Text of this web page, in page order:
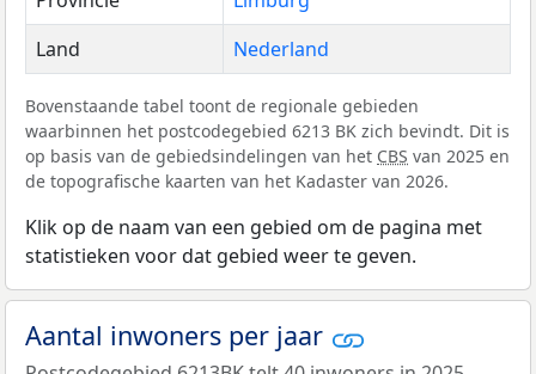
Land
Nederland
Bovenstaande tabel toont de regionale gebieden
waarbinnen het postcodegebied 6213 BK zich bevindt. Dit is
op basis van de gebiedsindelingen van het CBS van 2025 en
de topografische kaarten van het Kadaster van 2026.
Klik op de naam van een gebied om de pagina met
statistieken voor dat gebied weer te geven.
Aantal inwoners per jaar